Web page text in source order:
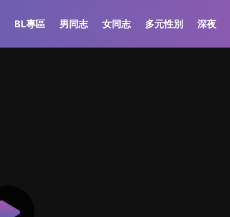
BL專區 男同志 女同志 多元性別 深夜